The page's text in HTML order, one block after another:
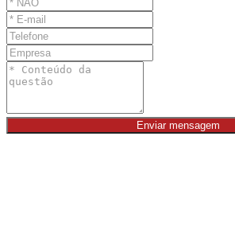
Enviar mensagem